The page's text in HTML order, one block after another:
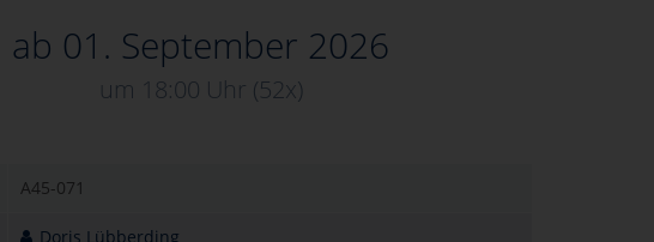
ab 01. September 2026
um 18:00 Uhr (52x)
A45-071
Doris Lübberding